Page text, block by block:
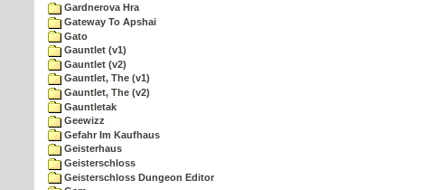
Gardnerova Hra
Gateway To Apshai
Gato
Gauntlet (v1)
Gauntlet (v2)
Gauntlet, The (v1)
Gauntlet, The (v2)
Gauntletak
Geewizz
Gefahr Im Kaufhaus
Geisterhaus
Geisterschloss
Geisterschloss Dungeon Editor